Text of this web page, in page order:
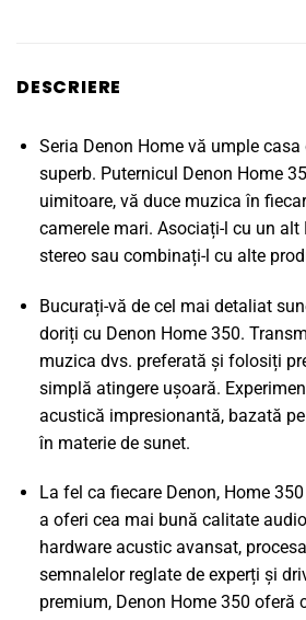
DESCRIERE
Seria Denon Home vă umple
superb. Puternicul Denon Home
uimitoare, vă duce muzica în
camerele mari. Asociați-l cu un alt
stereo sau combinați-l cu alte
Bucurați-vă de cel mai detaliat
doriți cu Denon Home 350.
muzica dvs. preferată și folosiți
simplă atingere ușoară.
acustică impresionantă, bazată
în materie de sunet.
La fel ca fiecare Denon, Home
a oferi cea mai bună calitate
hardware acustic avansat,
semnalelor reglate de experți și
premium, Denon Home 350 oferă